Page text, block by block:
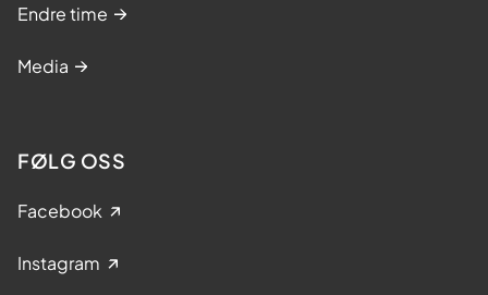
Endre time
Media
FØLG OSS
Facebook
Instagram